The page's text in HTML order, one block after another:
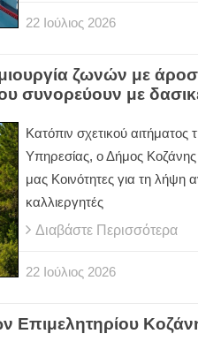
22 Ιούλιος 2026
ζωνών με
συνορεύουν με
Κατόπιν σχετικού αιτήματος
Υπηρεσίας, ο Δήμος Κοζάνης
μας Κοινότητες για τη
καλλιεργητές
Διαβάστε Περισσότερα
22 Ιούλιος 2026
Επιμελητηρίου